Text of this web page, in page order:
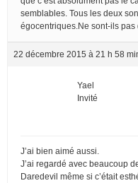
semblables. Tous les deux
égocentriques.Ne sont-ils
22 décembre 2015 à 21 h 58
Yael
Invité
J’ai bien aimé aussi.
J’ai regardé avec beaucoup
Daredevil même si c’était